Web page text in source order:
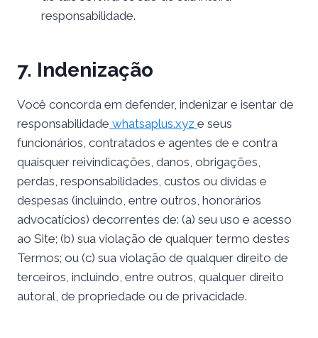
responsabilidade.
7. Indenização
Você concorda em defender, indenizar e isentar de
responsabilidade whatsaplus.xyz e seus
funcionários, contratados e agentes de e contra
quaisquer reivindicações, danos, obrigações,
perdas, responsabilidades, custos ou dívidas e
despesas (incluindo, entre outros, honorários
advocatícios) decorrentes de: (a) seu uso e acesso
ao Site; (b) sua violação de qualquer termo destes
Termos; ou (c) sua violação de qualquer direito de
terceiros, incluindo, entre outros, qualquer direito
autoral, de propriedade ou de privacidade.